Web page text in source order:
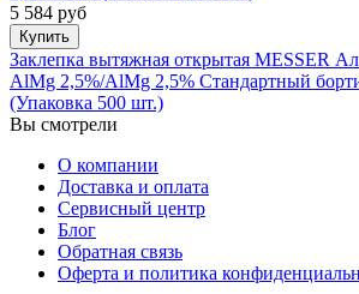
5 584 руб
Купить
Заклепка вытяжная открытая MESSER
AlMg 2,5%/AlMg 2,5% Стандартный
(Упаковка 500 шт.)
Вы смотрели
О компании
Доставка и оплата
Сервисный центр
Блог
Обратная связь
Оферта и политика